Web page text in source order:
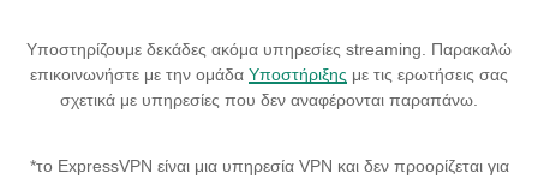
Υποστηρίζουμε δεκάδες ακόμα υπηρεσίες streaming. Παρακαλώ
επικοινωνήστε με την ομάδα Υποστήριξης με τις ερωτήσεις σας
σχετικά με υπηρεσίες που δεν αναφέρονται παραπάνω.
*το ExpressVPN είναι μια υπηρεσία VPN και δεν προορίζεται για